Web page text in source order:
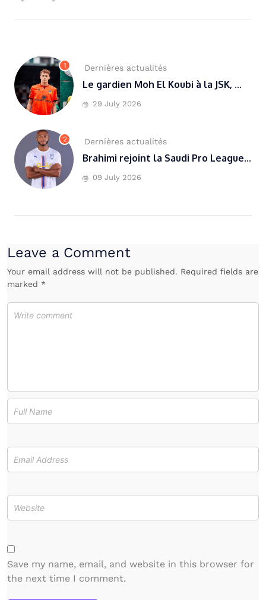
1 Dernières actualités
Le gardien Moh El Koubi à la JSK, ...
29 July 2026
2 Dernières actualités
Brahimi rejoint la Saudi Pro League...
09 July 2026
Leave a Comment
Your email address will not be published. Required fields are
marked *
Save my name, email, and website in this browser for
the next time I comment.